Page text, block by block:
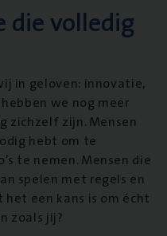
die volledig
in geloven: innovatie,
we nog meer
zichzelf zijn. Mensen
hebt om te
te nemen. Mensen die
spelen met regels en
een kans is om écht
zoals jij?